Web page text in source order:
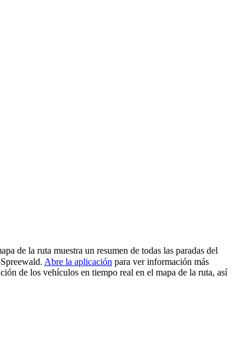
de la ruta muestra un resumen de todas las paradas del
Abre la aplicación para ver información más
de los vehículos en tiempo real en el mapa de la ruta, así